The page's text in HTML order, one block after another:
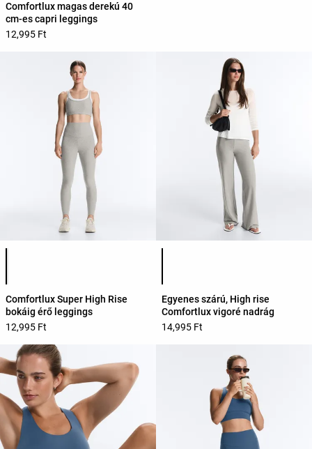
Comfortlux magas derekú 40
cm-es capri leggings
12,995 Ft
Comfortlux Super High Rise
bokáig érő leggings
12,995 Ft
Egyenes szárú, High rise
Comfortlux vigoré nadrág
14,995 Ft